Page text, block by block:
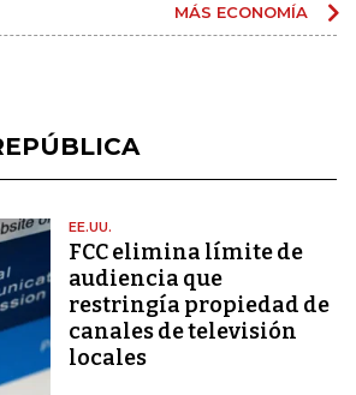
MÁS ECONOMÍA
EE.UU.
FCC elimina límite de
audiencia que
restringía propiedad de
canales de televisión
locales